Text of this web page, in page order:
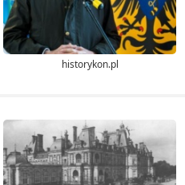
historykon.pl